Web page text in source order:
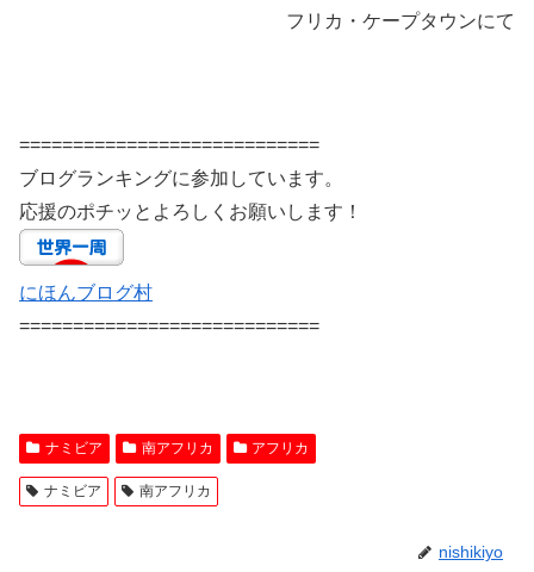
フリカ・ケープタウンにて
============================
ブログランキングに参加しています。
応援のポチッとよろしくお願いします！
にほんブログ村
============================
ナミビア 南アフリカ アフリカ
ナミビア 南アフリカ
nishikiyo